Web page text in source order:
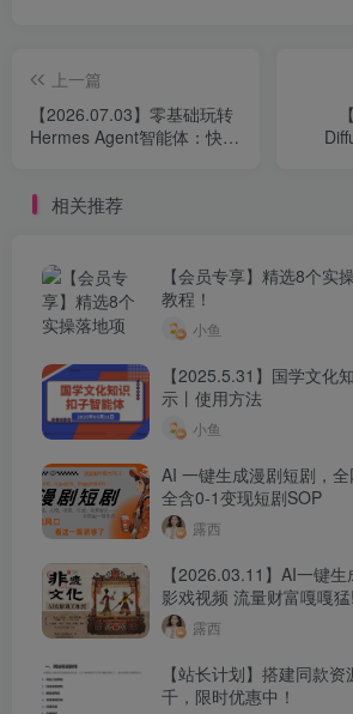
上一篇
【2026.07.03】零基础玩转
Hermes Agent智能体：快速
相关推荐
【会员专享】精选8个实
教程！
小鱼
【2025.5.31】国学文化
示丨使用方法
小鱼
AI 一键生成漫剧短剧，
全含0-1变现短剧SOP
露西
【2026.03.11】AI一键
影戏视频 流量财富嘎嘎猛!
露西
【站长计划】搭建同款
千，限时优惠中！